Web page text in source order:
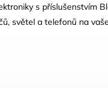
s příslušenstvím
světel a telefonů na